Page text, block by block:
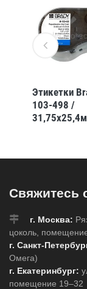
Этикетки
103-498 /
Свяжитесь
г. Москва:
цоколь,
г. Санкт-
Омега)
г. Екатеринбург:
помещение 19–32